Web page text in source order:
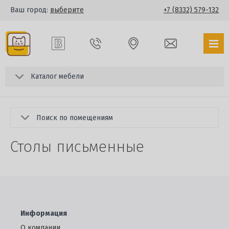
Ваш город: выберите +7 (8332) 579-132
Каталог мебели
Поиск по помещениям
Столы письменные
Информация